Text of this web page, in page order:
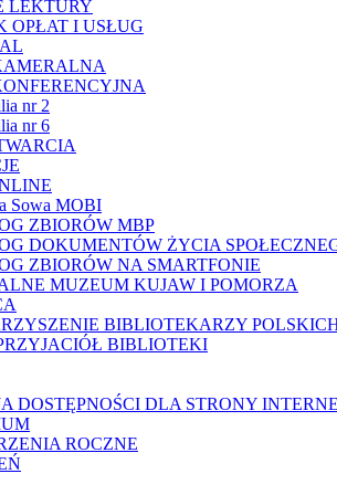
LEKTURY
OPŁAT I USŁUG
nr 2
nr 6
Sowa MOBI
ZBIORÓW MBP
DOKUMENTÓW ŻYCIA
ZBIORÓW NA SMARTFONIE
MUZEUM KUJAW I POMORZA
BIBLIOTEKARZY
BIBLIOTEKI
DOSTĘPNOŚCI DLA STRONY
ROCZNE